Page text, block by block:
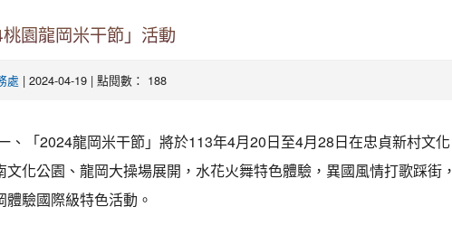
園龍岡米干節」活動
處 | 2024-04-19 | 點閱數： 188
「2024龍岡米干節」將於113年4月20日至4月28日在忠貞新村文化
文化公園、龍岡大操場展開，水花火舞特色體驗，異國風情打歌踩街，
體驗國際級特色活動。